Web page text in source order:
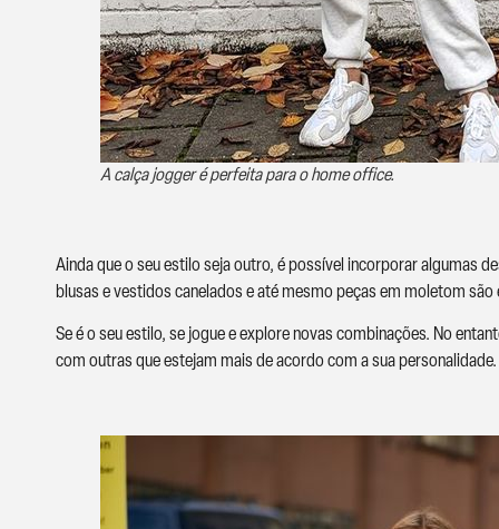
A calça jogger é perfeita para o home office.
Ainda que o seu estilo seja outro, é possível incorporar algumas
blusas e vestidos canelados e até mesmo peças em moletom são
Se é o seu estilo, se jogue e explore novas combinações. No
com outras que estejam mais de acordo com a sua personalidade.